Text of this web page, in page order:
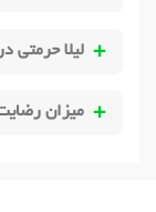
لیلا حرمتی
میزان